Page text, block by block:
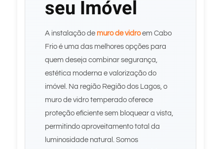
seu Imóvel
A instalação de muro de vidroem Cabo
Frio é uma das melhores opções para
quem deseja combinar segurança,
estética moderna e valorização do
imóvel. Na região Região dos Lagos, o
muro de vidro temperado oferece
proteção eficiente sem bloquear a vista,
permitindo aproveitamento total da
luminosidade natural. Somos